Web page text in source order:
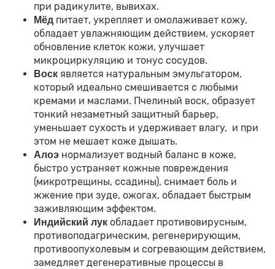
при радикулите, вывихах.
Мёд питает, укрепляет и омолаживает кожу,
обладает увлажняющим действием, ускоряет
обновление клеток кожи, улучшает
микроциркуляцию и тонус сосудов.
Воск является натуральным эмульгатором,
который идеально смешивается с любыми
кремами и маслами. Пчелиный воск, образует
тонкий незаметный защитный барьер,
уменьшает сухость и удерживает влагу, и при
этом не мешает коже дышать.
Алоэ нормализует водный баланс в коже,
быстро устраняет кожные повреждения
(микротрещины, ссадины), снимает боль и
жжение при зуде, ожогах, обладает быстрым
заживляющим эффектом.
Индийский лук обладает противовирусным,
противоподагрическим, регенерирующим,
противоопухолевым и согревающим действием,
замедляет дегенеративные процессы в